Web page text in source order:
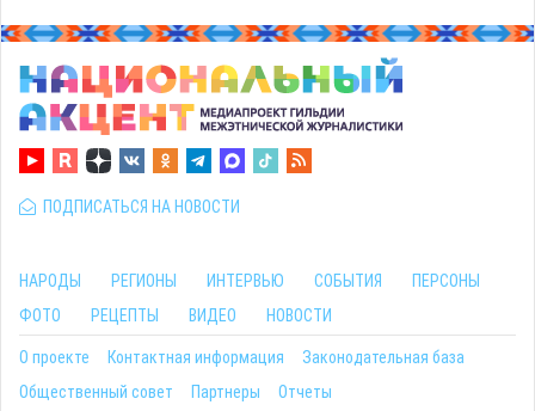
ПОДПИСАТЬСЯ НА НОВОСТИ
НАРОДЫ РЕГИОНЫ ИНТЕРВЬЮ СОБЫТИЯ
ПЕРСОНЫ
ФОТО
РЕЦЕПТЫ ВИДЕО НОВОСТИ
О проекте Контактная информация
Законодательная база
Общественный совет
Партнеры Отчеты